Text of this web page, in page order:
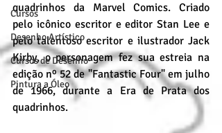
Cursos
Desenho Artístico
Cursos de Desenho
Pintura a Óleo
quadrinhos da Marvel Comics. Criado
pelo icônico escritor e editor Stan Lee e
pelo talentoso escritor e ilustrador Jack
Kirby, o personagem fez sua estreia na
edição nº 52 de "Fantastic Four" em julho
de 1966, durante a Era de Prata dos
quadrinhos.